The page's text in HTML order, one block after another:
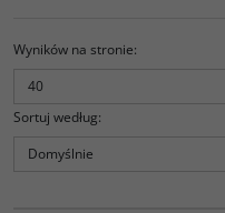
Wyników na stronie:
Sortuj według: